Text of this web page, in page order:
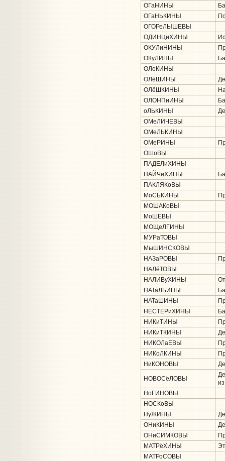
ОГаНИНЫ
ОГаНЬКИНЫ
ОГОРеЛЫШЕВЫ
ОДИНЦиХИНЫ
ОКУЛиНИНЫ
ОКуЛИНЫ
ОЛеКИНЫ
ОЛёШИНЫ
ОЛёШКИНЫ
ОЛОНПиИНЫ
оЛЬКИНЫ
ОМеЛИЧЕВЫ
ОМеЛЬКИНЫ
ОМеРИНЫ
ОШоВЫ
ПАДЕЛиХИНЫ
ПАЙЧиХИНЫ
ПАКЛЯКоВЫ
МоСЬКИНЫ
МОШАКоВЫ
МоШЕВЫ
МОЩеЛГИНЫ
МУРаТОВЫ
МыШИНСКОВЫ
НАЗаРОВЫ
НАЛёТОВЫ
НАЛИВуХИНЫ
НАТаЛЬИНЫ
НАТаШИНЫ
НЕСТЕРиХИНЫ
НИКиТИНЫ
НИКиТКИНЫ
НИКОЛаЕВЫ
НИКоЛКИНЫ
НиКОНОВЫ
НОВОСёЛОВЫ
НоГИНОВЫ
НОСКоВЫ
НуЖИНЫ
ОНиКИНЫ
ОНиСИМКОВЫ
МАТРёХИНЫ
МАТРоСОВЫ